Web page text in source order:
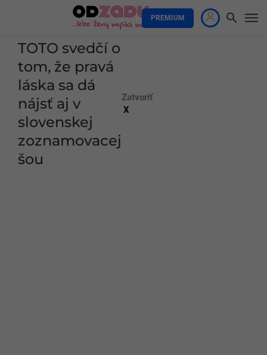
PREMIUM
TOTO svedčí o
tom, že pravá
láska sa dá
nájsť aj v
slovenskej
zoznamovacej
šou
Zatvoriť
X